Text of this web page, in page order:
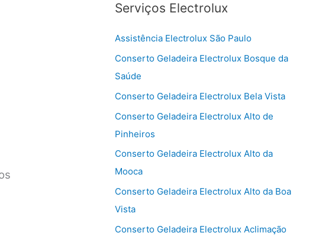
Serviços Electrolux
Assistência Electrolux São Paulo
Conserto Geladeira Electrolux Bosque da
Saúde
Conserto Geladeira Electrolux Bela Vista
Conserto Geladeira Electrolux Alto de
Pinheiros
Conserto Geladeira Electrolux Alto da
Mooca
Conserto Geladeira Electrolux Alto da Boa
Vista
Conserto Geladeira Electrolux Aclimação